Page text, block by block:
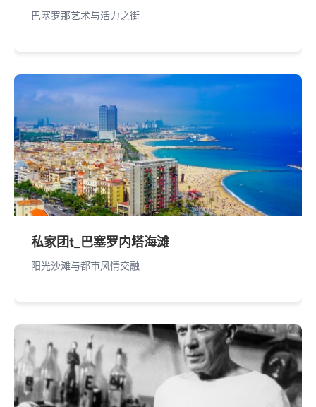
巴塞罗那艺术与活力之街
私家团t_巴塞罗内塔海滩
阳光沙滩与都市风情交融